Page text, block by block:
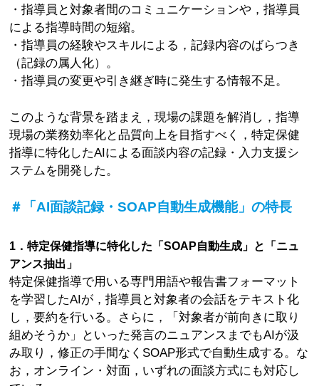
・指導員と対象者間のコミュニケーションや，指導員
による指導時間の短縮。
・指導員の経験やスキルによる，記録内容のばらつき
（記録の属人化）。
・指導員の変更や引き継ぎ時に発生する情報不足。
このような背景を踏まえ，現場の課題を解消し，指導
現場の業務効率化と品質向上を目指すべく，特定保健
指導に特化したAIによる面談内容の記録・入力支援シ
ステムを開発した。
＃「AI面談記録・SOAP自動生成機能」の特長
1．特定保健指導に特化した「SOAP自動生成」と「ニュ
アンス抽出」
特定保健指導で用いる専門用語や報告書フォーマット
を学習したAIが，指導員と対象者の会話をテキスト化
し，要約を行いる。さらに，「対象者が前向きに取り
組めそうか」といった発言のニュアンスまでもAIが汲
み取り，修正の手間なくSOAP形式で自動生成する。な
お，オンライン・対面，いずれの面談方式にも対応し